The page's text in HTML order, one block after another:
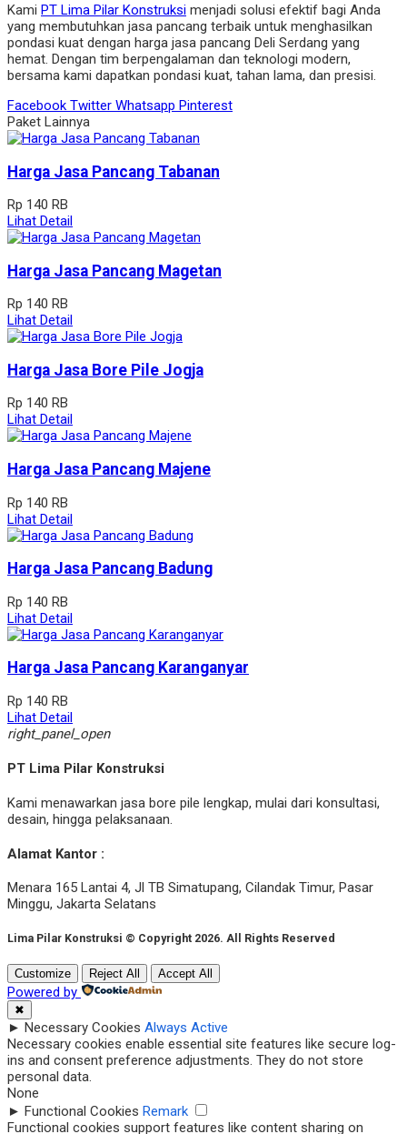
Kami PT Lima Pilar Konstruksi menjadi solusi efektif bagi Anda
yang membutuhkan jasa pancang terbaik untuk menghasilkan
pondasi kuat dengan harga jasa pancang Deli Serdang yang
hemat. Dengan tim berpengalaman dan teknologi modern,
bersama kami dapatkan pondasi kuat, tahan lama, dan presisi.
Facebook Twitter Whatsapp Pinterest
Paket Lainnya
Harga Jasa Pancang Tabanan
Rp 140 RB
Lihat Detail
Harga Jasa Pancang Magetan
Rp 140 RB
Lihat Detail
Harga Jasa Bore Pile Jogja
Rp 140 RB
Lihat Detail
Harga Jasa Pancang Majene
Rp 140 RB
Lihat Detail
Harga Jasa Pancang Badung
Rp 140 RB
Lihat Detail
Harga Jasa Pancang Karanganyar
Rp 140 RB
Lihat Detail
right_panel_open
PT Lima Pilar Konstruksi
Kami menawarkan jasa bore pile lengkap, mulai dari konsultasi,
desain, hingga pelaksanaan.
Alamat Kantor :
Menara 165 Lantai 4, Jl TB Simatupang, Cilandak Timur, Pasar
Minggu, Jakarta Selatans
Lima Pilar Konstruksi © Copyright 2026. All Rights Reserved
Customize Reject All Accept All
Powered by
✖
► Necessary Cookies Always Active
Necessary cookies enable essential site features like secure log-
ins and consent preference adjustments. They do not store
personal data.
None
► Functional Cookies Remark
Functional cookies support features like content sharing on